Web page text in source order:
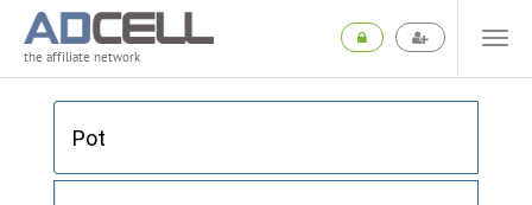
the affiliate network